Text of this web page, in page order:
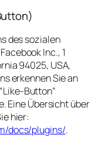
des sozialen
Inc., 1
94025, USA,
erkennen Sie an
Button”
Eine Übersicht über
hier:
docs/plugins/.